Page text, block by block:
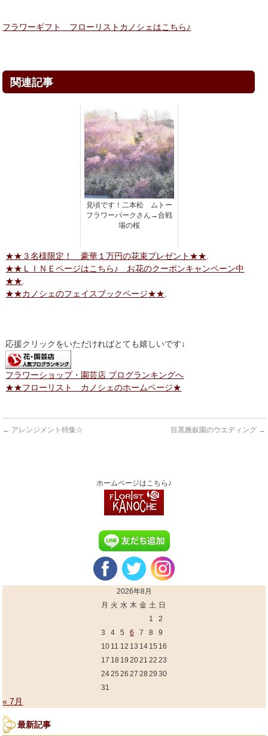
フラワーギフト フローリストカノシェはこちら♪
関連記事
見頃です！二本松 ムトー
フラワーパークさん→合戦
場の桜
★★３名様限定！ 豪華１万円の花束プレゼント★★.
★★ＬＩＮＥページはこちら♪ お花のクーポンキャンペーン中
★★.
★★カノシェのフェイスブックページ★★.
応援クリックをいただければとても嬉しいです↓
フラワーショップ・園芸店 ブログランキングへ
★★フローリスト カノシェのホームページ★
← アレンジメント特集☆ 目黒雅叙園のウエディング →
ホームページはこちら♪
2026年8月
月 火 水 木 金 土 日
1
2
3
4 5 6 7 8
9
10 11 12 13 14 15 16
17 18 19 2021 22 23
2425 26 27 28 29 30
31
« 7月
最新記事